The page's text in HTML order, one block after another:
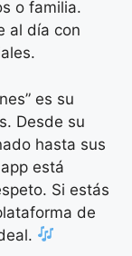
o familia.
al día con
es su
Desde su
hasta sus
está
Si estás
de